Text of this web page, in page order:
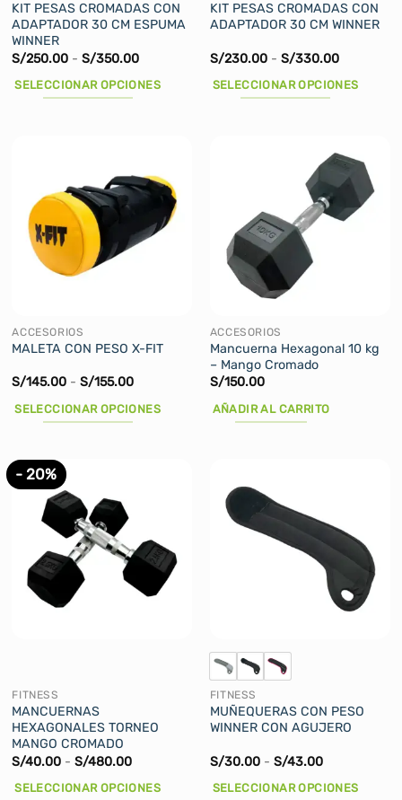
KIT PESAS CROMADAS CON
ADAPTADOR 30 CM ESPUMA
WINNER
S/250.00 - S/350.00Rango
precios:
SELECCIONAR OPCIONES
variantes.
Las
opciones
pueden
la
página
producto
KIT PESAS CROMADAS CON
ADAPTADOR 30 CM WINNER
S/230.00 - S/330.00Rango
precios:
SELECCIONAR OPCIONES
opciones
pueden
elegir
la
página
de
producto
ACCESORIOS
MALETA CON PESO X-FIT
S/145.00 - S/155.00Rango
precios:
SELECCIONAR OPCIONES
tiene
múltiples
variantes.
opciones
pueden
de
producto
ACCESORIOS
Mancuerna Hexagonal 10 kg
– Mango Cromado
S/150.00
AÑADIR AL CARRITO
- 20%
FITNESS
MANCUERNAS
HEXAGONALES TORNEO
MANGO CROMADO
S/40.00 - S/480.00Rango
precios:
SELECCIONAR OPCIONES
FITNESS
MUÑEQUERAS CON PESO
WINNER CON AGUJERO
S/30.00 - S/43.00Rango
precios:
SELECCIONAR OPCIONES